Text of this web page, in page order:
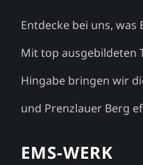
Entdecke bei uns, was
Mit top ausgebildeten
Hingabe bringen wir
und Prenzlauer Berg
EMS-WERK